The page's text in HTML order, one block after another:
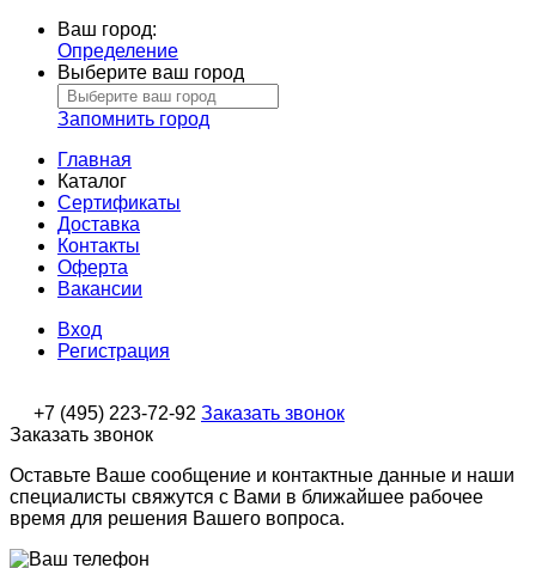
Ваш город:
Определение
Выберите ваш город
Запомнить город
Главная
Каталог
Сертификаты
Доставка
Контакты
Оферта
Вакансии
Вход
Регистрация
+7 (495) 223-72-92 Заказать звонок
Заказать звонок
Оставьте Ваше сообщение и контактные данные и наши
специалисты свяжутся с Вами в ближайшее рабочее
время для решения Вашего вопроса.